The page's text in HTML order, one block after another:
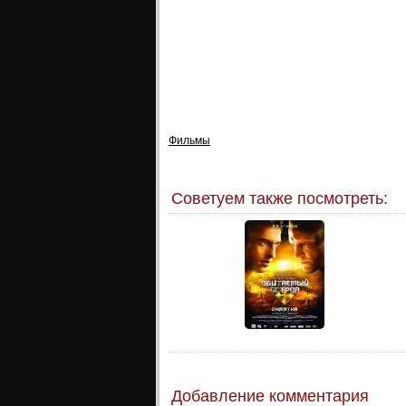
Фильмы
Советуем также посмотреть:
Добавление комментария